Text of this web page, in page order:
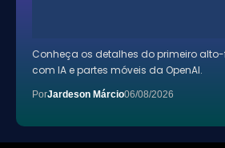
Conheça os detalhes do primeiro
com IA e partes móveis da OpenAI.
PorJardeson Márcio06/08/2026